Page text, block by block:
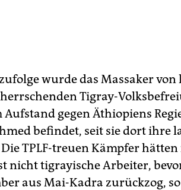
wurde das Massaker
Tigray-
Aufstand gegen Äthio­piens
befindet, seit sie dort ihre
TPLF-treuen Kämpfer
nicht tigrayische Arbeiter,
aus Mai-­Kadra zurückzog,